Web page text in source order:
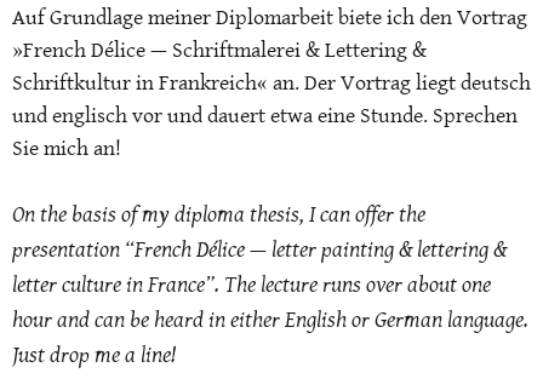
Auf Grundlage meiner Diplomarbeit biete ich den Vortrag
»French Délice — Schriftmalerei & Lettering &
Schriftkultur in Frankreich« an. Der Vortrag liegt deutsch
und englisch vor und dauert etwa eine Stunde. Sprechen
Sie mich an!
On the basis of my diploma thesis, I can offer the
presentation “French Délice — letter painting & lettering &
letter culture in France”. The lecture runs over about one
hour and can be heard in either English or German language.
Just drop me a line!